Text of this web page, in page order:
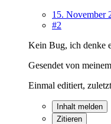
15. November
#2
Kein Bug, ich denke
Gesendet von
Einmal editiert,
Inhalt melden
Zitieren